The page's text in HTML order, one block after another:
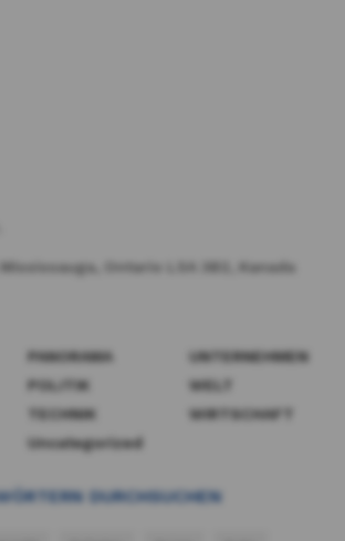
Ontario L5A 3B2, Kanada​
PANORAMA
POLITIK
TECHNIK
Uncategorized
UNTERNEHMEN
WELT
WIRTSCHAFT
DURCHSUCHEN